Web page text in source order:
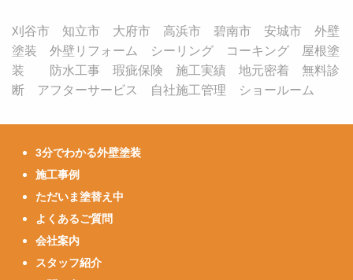
刈谷市 知立市 大府市 高浜市 碧南市 安城市 外壁
塗装 外壁リフォーム シーリング コーキング 屋根塗
装 防水工事 瑕疵保険 施工実績 地元密着 無料診
断 アフターサービス 自社施工管理 ショールーム
3分でわかる外壁塗装
施工事例
ただいま塗替え中
よくあるご質問
会社案内
スタッフ紹介